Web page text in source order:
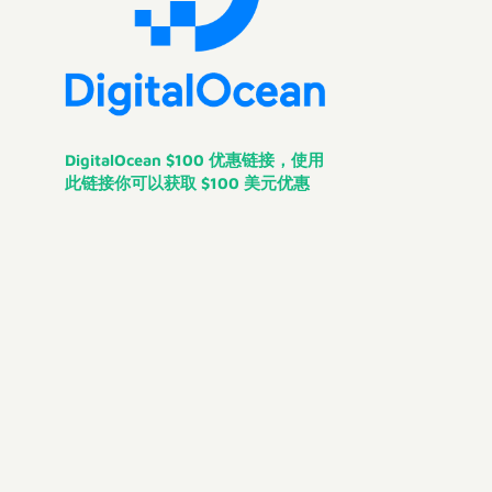
DigitalOcean $100 优惠链接，使用
此链接你可以获取 $100 美元优惠